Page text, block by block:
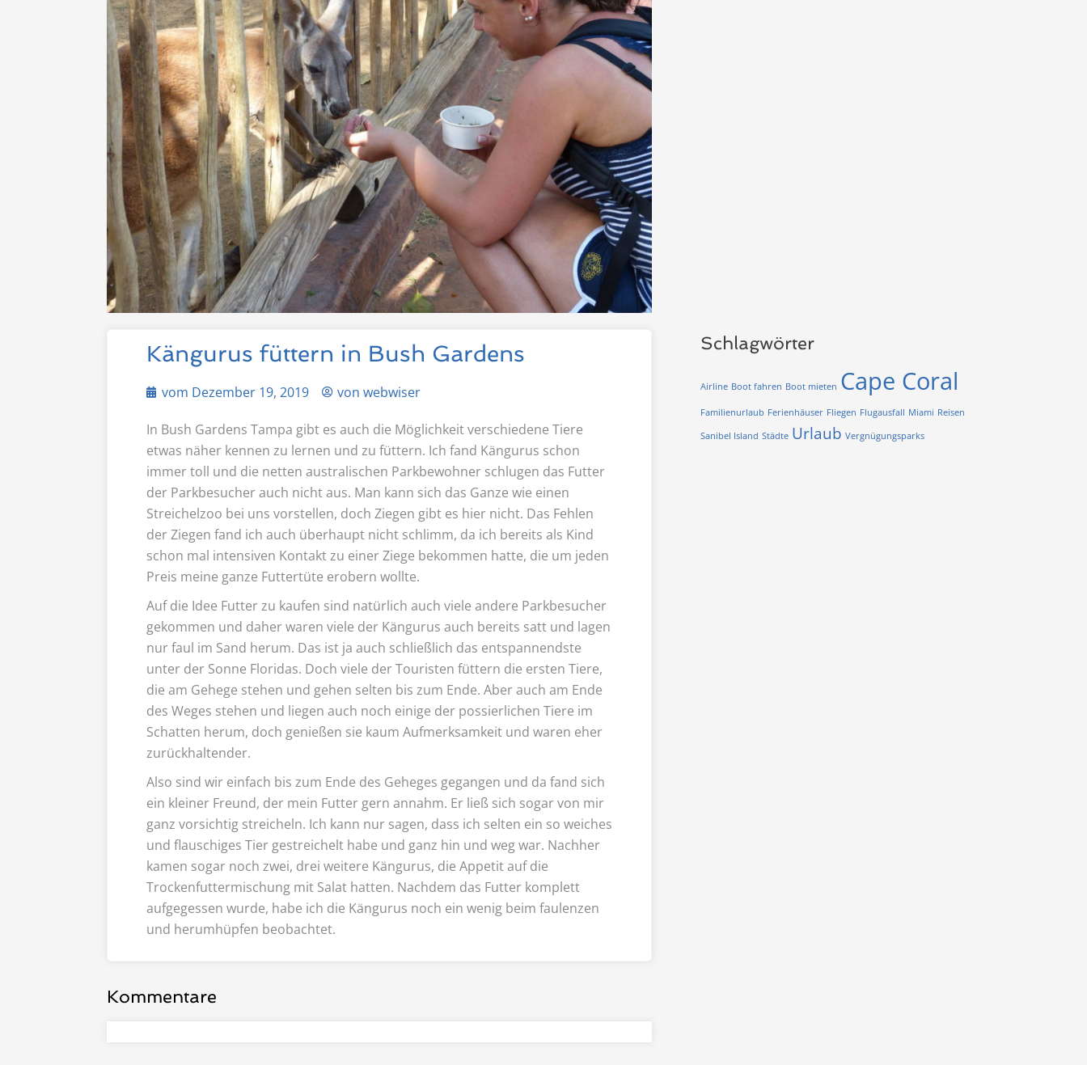
Kängurus füttern in Bush Gardens
vom Dezember 19, 2019 von webwiser
In Bush Gardens Tampa gibt es auch die Möglichkeit verschiedene Tiere
etwas näher kennen zu lernen und zu füttern. Ich fand Kängurus schon
immer toll und die netten australischen Parkbewohner schlugen das Futter
der Parkbesucher auch nicht aus. Man kann sich das Ganze wie einen
Streichelzoo bei uns vorstellen, doch Ziegen gibt es hier nicht. Das Fehlen
der Ziegen fand ich auch überhaupt nicht schlimm, da ich bereits als Kind
schon mal intensiven Kontakt zu einer Ziege bekommen hatte, die um jeden
Preis meine ganze Futtertüte erobern wollte.
Auf die Idee Futter zu kaufen sind natürlich auch viele andere Parkbesucher
gekommen und daher waren viele der Kängurus auch bereits satt und lagen
nur faul im Sand herum. Das ist ja auch schließlich das entspannendste
unter der Sonne Floridas. Doch viele der Touristen füttern die ersten Tiere,
die am Gehege stehen und gehen selten bis zum Ende. Aber auch am Ende
des Weges stehen und liegen auch noch einige der possierlichen Tiere im
Schatten herum, doch genießen sie kaum Aufmerksamkeit und waren eher
zurückhaltender.
Also sind wir einfach bis zum Ende des Geheges gegangen und da fand sich
ein kleiner Freund, der mein Futter gern annahm. Er ließ sich sogar von mir
ganz vorsichtig streicheln. Ich kann nur sagen, dass ich selten ein so weiches
und flauschiges Tier gestreichelt habe und ganz hin und weg war. Nachher
kamen sogar noch zwei, drei weitere Kängurus, die Appetit auf die
Trockenfuttermischung mit Salat hatten. Nachdem das Futter komplett
aufgegessen wurde, habe ich die Kängurus noch ein wenig beim faulenzen
und herumhüpfen beobachtet.
Kommentare
Schlagwörter
Airline Boot fahren Boot mieten Cape Coral
Familienurlaub Ferienhäuser Fliegen Flugausfall Miami Reisen
Sanibel Island Städte Urlaub Vergnügungsparks